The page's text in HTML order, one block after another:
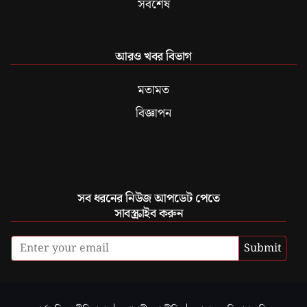
সবশেষ
আরও খবর বিভাগ
মতামত
বিজ্ঞাপন
সব ধরনের নিউজ আপডেট পেতে
সাবস্ক্রাইব করুন
Submit